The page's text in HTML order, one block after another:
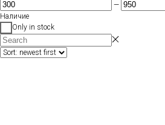
—
Наличие
Only in stock